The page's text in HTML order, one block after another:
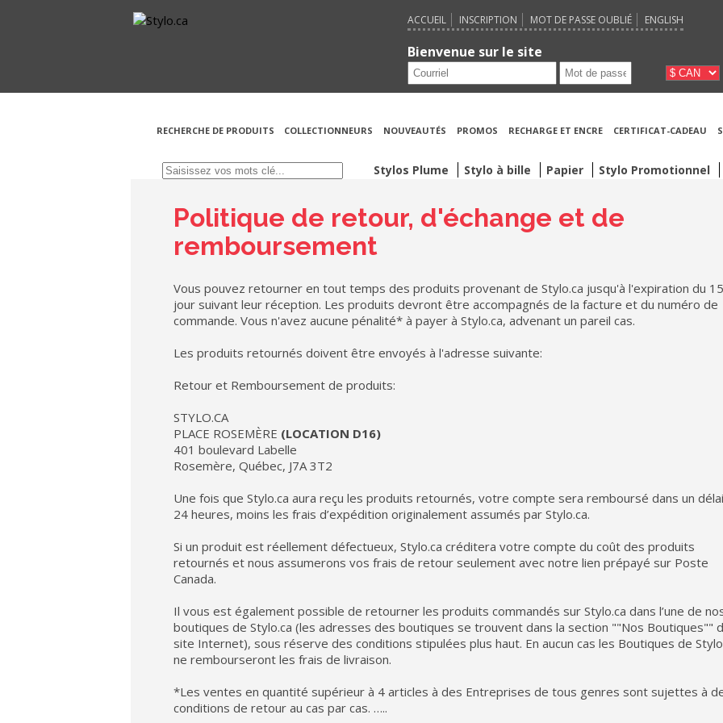
ACCUEIL INSCRIPTION MOT DE PASSE OUBLIÉ ENGLISH
Bienvenue sur le site
RECHERCHE DE PRODUITS COLLECTIONNEURS NOUVEAUTÉS PROMOS RECHARGE ET ENCRE CERTIFICAT-CADEAU
Stylos Plume Stylo à bille Papier Stylo Promotionnel
Politique de retour, d'échange et de
remboursement
Vous pouvez retourner en tout temps des produits provenant de Stylo.ca jusqu'à l'expiration du
jour suivant leur réception. Les produits devront être accompagnés de la facture et du numéro de
commande. Vous n'avez aucune pénalité* à payer à Stylo.ca, advenant un pareil cas.
Les produits retournés doivent être envoyés à l'adresse suivante:
Retour et Remboursement de produits:
STYLO.CA
PLACE ROSEMÈRE (LOCATION D16)
401 boulevard Labelle
Rosemère, Québec, J7A 3T2
Une fois que Stylo.ca aura reçu les produits retournés, votre compte sera remboursé dans un
24 heures, moins les frais d’expédition originalement assumés par Stylo.ca.
Si un produit est réellement défectueux, Stylo.ca créditera votre compte du coût des produits
retournés et nous assumerons vos frais de retour seulement avec notre lien prépayé sur Poste
Canada.
Il vous est également possible de retourner les produits commandés sur Stylo.ca dans l’une de
boutiques de Stylo.ca (les adresses des boutiques se trouvent dans la section ""Nos Boutiques""
site Internet), sous réserve des conditions stipulées plus haut. En aucun cas les Boutiques de
ne rembourseront les frais de livraison.
*Les ventes en quantité supérieur à 4 articles à des Entreprises de tous genres sont sujettes à
conditions de retour au cas par cas. …..